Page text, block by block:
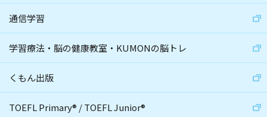
通信学習
学習療法・脳の健康教室・KUMONの脳トレ
くもん出版
TOEFL Primary® /TOEFL Junior®